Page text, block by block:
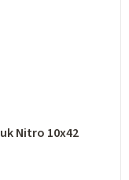
Nitro 10x42